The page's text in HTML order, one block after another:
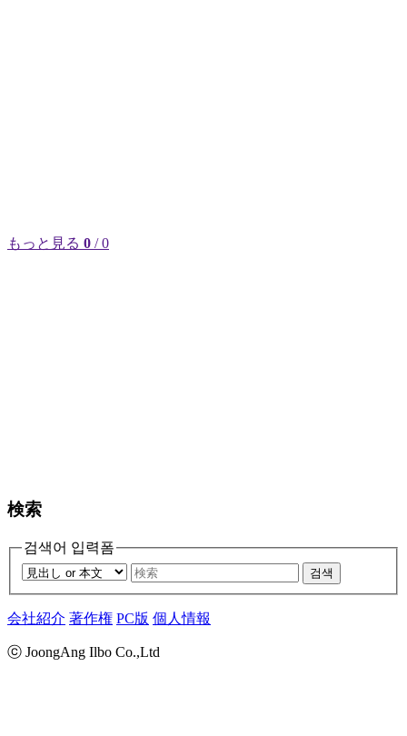
もっと見る 0 / 0
検索
검색어 입력폼
검색
会社紹介 著作権 PC版 個人情報
ⓒ JoongAng Ilbo Co.,Ltd